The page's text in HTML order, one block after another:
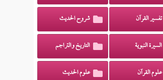
تفسير القرآن شروح الحديث
السيرة النبوية التاريخ والتراجم
علوم القرآن علوم الحديث